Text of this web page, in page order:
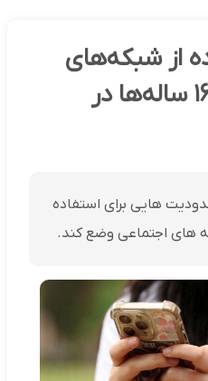
از شبکه‌های
اجتماعی برای زیر ۱۶ ساله‌ها در
هایی برای استفاده